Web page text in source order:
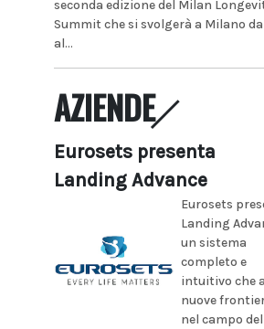
seconda edizione del Milan
Summit che si svolgerà a Milano
al...
AZIENDE
Eurosets presenta
Landing Advance
Eurosets
Landing
un sistema
completo e
intuitivo che
nuove
nel campo del